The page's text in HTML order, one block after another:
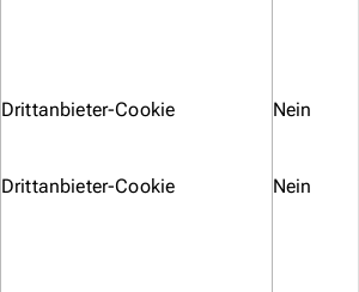
Drittanbieter-Cookie Nein
Drittanbieter-Cookie Nein